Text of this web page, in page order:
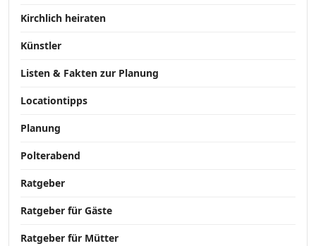
Kirchlich heiraten
Künstler
Listen & Fakten zur Planung
Locationtipps
Planung
Polterabend
Ratgeber
Ratgeber für Gäste
Ratgeber für Mütter